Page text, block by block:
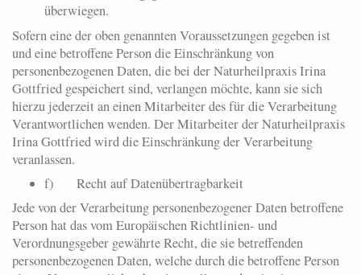
überwiegen.
Sofern eine der oben genannten Voraussetzungen gegeben ist
und eine betroffene Person die Einschränkung von
personenbezogenen Daten, die bei der Naturheilpraxis Irina
Gottfried gespeichert sind, verlangen möchte, kann sie sich
hierzu jederzeit an einen Mitarbeiter des für die Verarbeitung
Verantwortlichen wenden. Der Mitarbeiter der Naturheilpraxis
Irina Gottfried wird die Einschränkung der Verarbeitung
veranlassen.
f) Recht auf Datenübertragbarkeit
Jede von der Verarbeitung personenbezogener Daten betroffene
Person hat das vom Europäischen Richtlinien- und
Verordnungsgeber gewährte Recht, die sie betreffenden
personenbezogenen Daten, welche durch die betroffene Person